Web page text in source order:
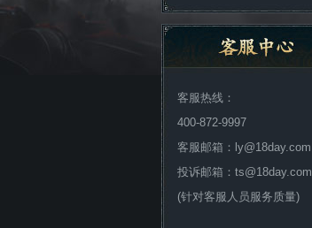
客服热线：
400-872-9997
客服邮箱：ly@18day.com
投诉邮箱：ts@18day.com
(针对客服人员服务质量)